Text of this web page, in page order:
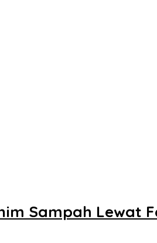
Sampah Lewat